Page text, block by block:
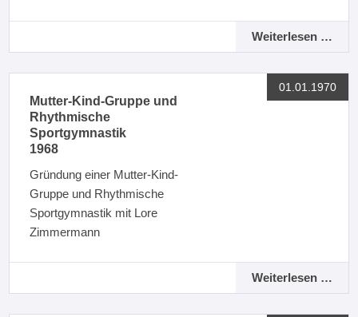
Weiterlesen …
01.01.1970
Mutter-Kind-Gruppe und
Rhythmische
Sportgymnastik
1968
Gründung einer Mutter-Kind-
Gruppe und Rhythmische
Sportgymnastik mit Lore
Zimmermann
Weiterlesen …